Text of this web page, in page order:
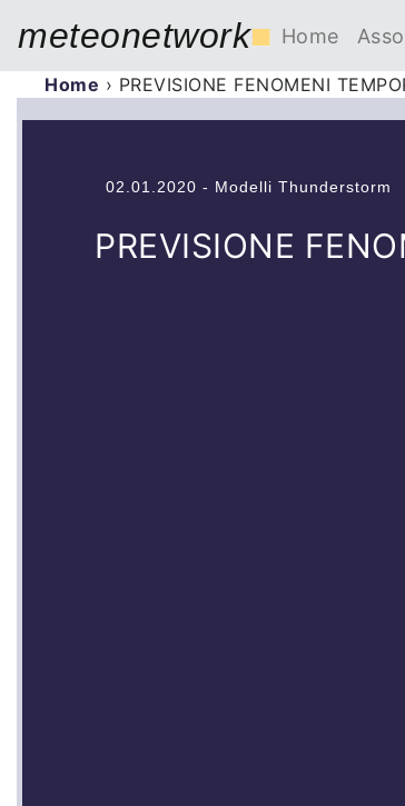
meteonetwork■ Home
Home › PREVISIONE FENOMENI
02.01.2020 - Modelli Thunderstorm
PREVISIONE